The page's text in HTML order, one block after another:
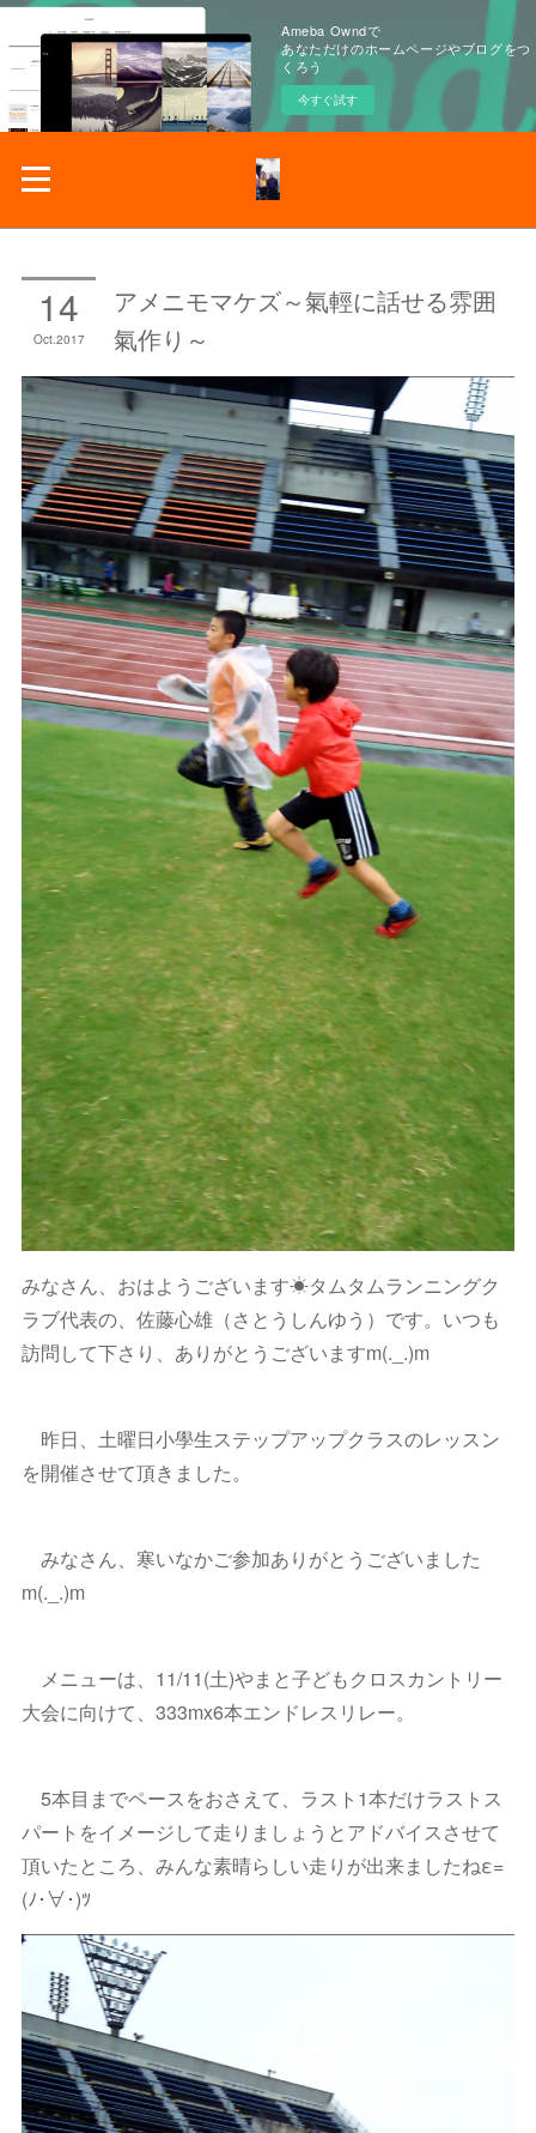
Ameba Owndで
あなただけのホームページやブログをつ
くろう
今すぐ試す
14
Oct 2017
アメニモマケズ～氣輕に話せる雰囲
氣作り～
みなさん、おはようございます☀タムタムランニングク
ラブ代表の、佐藤心雄（さとうしんゆう）です。いつも
訪問して下さり、ありがとうございますm(._.)m
昨日、土曜日小學生ステップアップクラスのレッスン
を開催させて頂きました。
みなさん、寒いなかご参加ありがとうございました
m(._.)m
メニューは、11/11(土)やまと子どもクロスカントリー
大会に向けて、333mx6本エンドレスリレー。
5本目までペースをおさえて、ラスト1本だけラストス
パートをイメージして走りましょうとアドバイスさせて
頂いたところ、みんな素晴らしい走りが出来ましたねε=
(ﾉ･∀･)ﾂ